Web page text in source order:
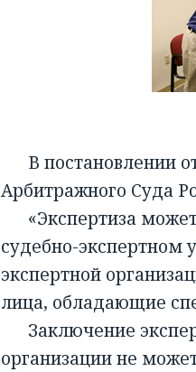
В постановлении
Арбитражного Суда
«Экспертиза может
судебно-экспертном
экспертной
лица, обладающие
Заключение
организации не